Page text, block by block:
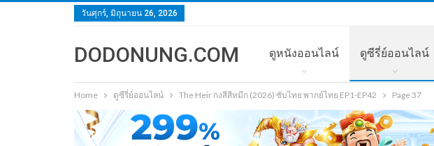
วันศุกร์, มิถุนายน 26, 2026
DODONUNG.COM ดูหนังออนไลน์ ดูซีรี่ย์ออนไลน์
Home ดูซีรี่ย์ออนไลน์ The Heir กงสีสีหมึก (2026) ซับไทย พากย์ไทย EP1-EP42 Page 37